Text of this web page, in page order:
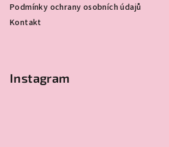
Podmínky ochrany osobních údajů
Kontakt
Instagram